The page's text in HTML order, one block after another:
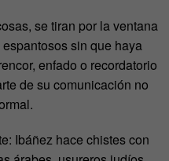
se tiran por la ventana
sin que haya
enfado o recordatorio
de su comunicación no
Ibáñez hace chistes con